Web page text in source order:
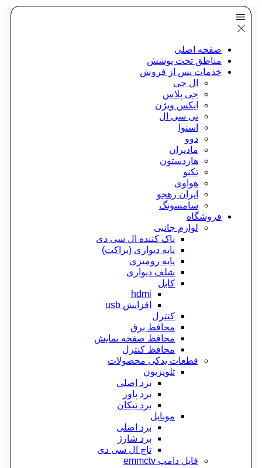
صفحه اصلی
مناطق تحت پوشش
خدمات پس از فروش
ال جی
جی پلاس
ایکس ویژن
تی سی ال
اسنوا
دوو
مادیران
هاردستون
تکنو
هواوی
ایران رهجو
سامسونگ
فروشگاه
لوازم جانبی
پاک کننده ال سی دی
پایه دیواری (براکت)
پایه رومیزی
شلف دیواری
کابل
hdmi
افزایش usb
کنترل
محافظ برق
محافظ صفحه نمایش
محافظ کنترل
قطعات یدکی محصولات
تلویزیون
برد اصلی
برد پاور
برد تیکان
موبایل
برد اصلی
برد شارژ
تاچ ال سی دی
فایل دامپ emmctv